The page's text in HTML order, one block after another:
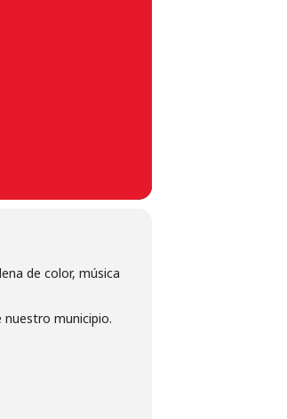
de color, música
nuestro municipio.